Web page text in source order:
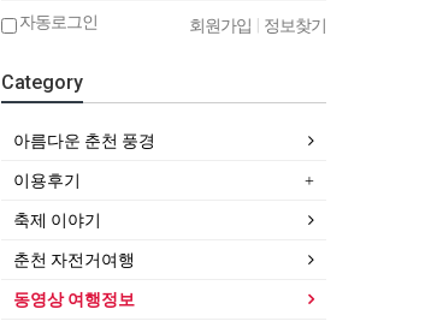
자동로그인 회원가입 정보찾기
Category
아름다운 춘천 풍경
이용후기
축제 이야기
춘천 자전거여행
동영상 여행정보